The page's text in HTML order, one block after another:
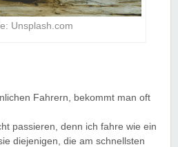
Unsplash.com
Fahrern, bekommt man oft
passieren, denn ich fahre wie ein
diejenigen, die am schnellsten